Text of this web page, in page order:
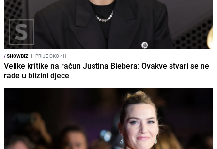
/SHOWBIZ I PRIJE OKO 4H
Velike kritike na račun Justina Biebera: Ovakve stvari se ne
rade u blizini djece